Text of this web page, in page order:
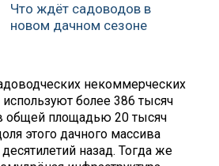
Что ждёт садоводов в
новом дачном сезоне
некоммерческих
более 386 тысяч
общей площадью 20 тысяч
этого дачного массива
назад. Тогда же